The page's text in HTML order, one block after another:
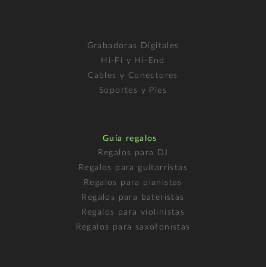
Grabadoras Digitales
Hi-Fi y Hi-End
Cables y Conectores
Soportes y Pies
Guía regalos
Regalos para DJ
Regalos para guitarristas
Regalos para pianistas
Regalos para bateristas
Regalos para violinistas
Regalos para saxofonistas